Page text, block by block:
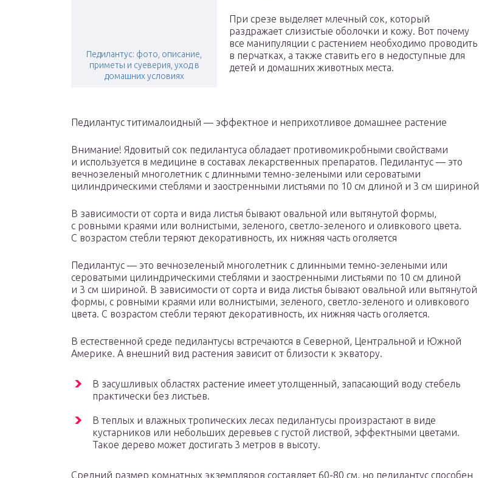
Педилантус: фото, описание,
приметы и суеверия, уход в
домашних условиях
При срезе выделяет млечный сок, который
раздражает слизистые оболочки и кожу. Вот почему
все манипуляции с растением необходимо проводить
в перчатках, а также ставить его в недоступные для
детей и домашних животных места.
Педилантус титималоидный — эффектное и неприхотливое домашнее растение
Внимание! Ядовитый сок педилантуса обладает противомикробными свойствами
и используется в медицине в составах лекарственных препаратов. Педилантус — это
вечнозеленый многолетник с длинными темно-зелеными или сероватыми
цилиндрическими стеблями и заостренными листьями по 10 см длиной и 3 см шириной
В зависимости от сорта и вида листья бывают овальной или вытянутой формы,
с ровными краями или волнистыми, зеленого, светло-зеленого и оливкового цвета.
С возрастом стебли теряют декоративность, их нижняя часть оголяется
Педилантус — это вечнозеленый многолетник с длинными темно-зелеными или
сероватыми цилиндрическими стеблями и заостренными листьями по 10 см длиной
и 3 см шириной. В зависимости от сорта и вида листья бывают овальной или вытянутой
формы, с ровными краями или волнистыми, зеленого, светло-зеленого и оливкового
цвета. С возрастом стебли теряют декоративность, их нижняя часть оголяется.
В естественной среде педилантусы встречаются в Северной, Центральной и Южной
Америке. А внешний вид растения зависит от близости к экватору.
В засушливых областях растение имеет утолщенный, запасающий воду стебель
практически без листьев.
В теплых и влажных тропических лесах педилантусы произрастают в виде
кустарников или небольших деревьев с густой листвой, эффектными цветами.
Такое дерево может достигать 3 метров в высоту.
Средний размер комнатных экземпляров составляет 60-80 см, но педилантус способен